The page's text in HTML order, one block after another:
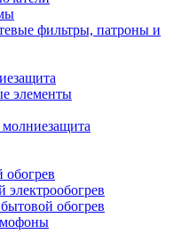
фильтры, патроны и
элементы
обогрев
обогрев